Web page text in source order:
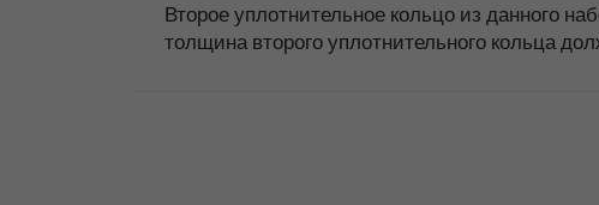
Второе уплотнительное кольцо из данного
толщина второго уплотнительного кольца